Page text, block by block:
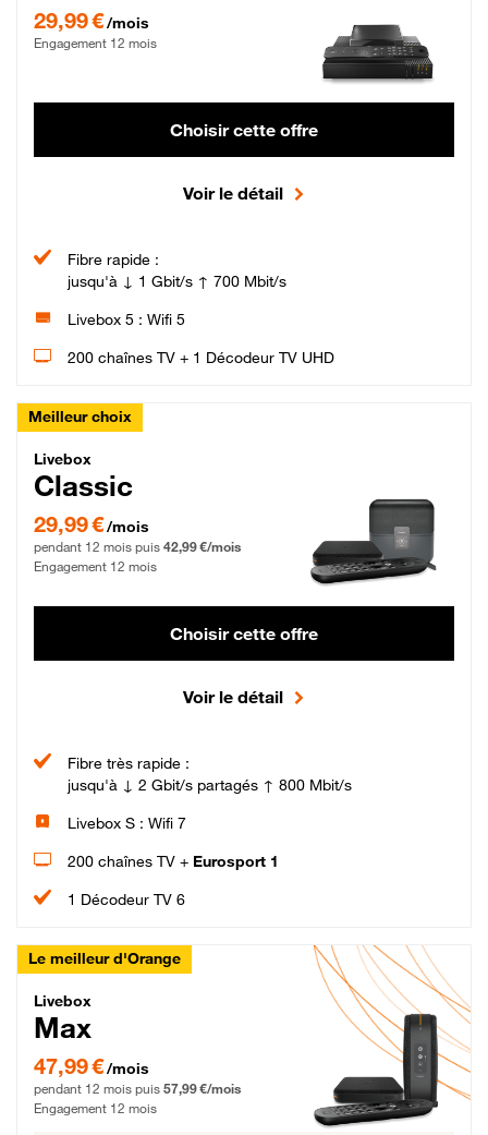
29,99 €/mois
Engagement 12 mois
Choisir cette offre
Voir le détail
Fibre rapide :
jusqu'à ↓ 1 Gbit/s ↑ 700 Mbit/s
Livebox 5 : Wifi 5
200 chaînes TV + 1 Décodeur TV UHD
Meilleur choix
Livebox Classic Fibre
Livebox
Classic
29,99 € par mois pendant 12 mois puis 42,99 € par mois, Engagement 12 mois
29,99 €/mois
pendant 12 mois puis 42,99 €/mois
Engagement 12 mois
Choisir cette offre
Voir le détail
Fibre très rapide :
jusqu'à ↓ 2 Gbit/s partagés ↑ 800 Mbit/s
Livebox S : Wifi 7
200 chaînes TV + Eurosport 1
1 Décodeur TV 6
Le meilleur d'Orange
Livebox Max Fibre
Livebox
Max
47,99 € par mois pendant 12 mois puis 57,99 € par mois, Engagement 12 mois
47,99 €/mois
pendant 12 mois puis 57,99 €/mois
Engagement 12 mois